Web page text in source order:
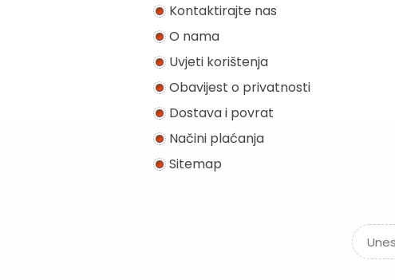
Kontaktirajte nas
O nama
Uvjeti korištenja
Obavijest o privatnosti
Dostava i povrat
Načini plaćanja
Sitemap